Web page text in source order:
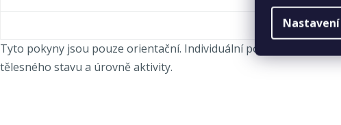
Nastavení
Tyto pokyny jsou pouze orientační. Individuální požadavky psa se
tělesného stavu a úrovně aktivity.